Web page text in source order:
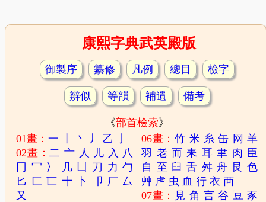
康熙字典武英殿版
御製序 纂修 凡例 總目 檢字
辨似 等韻 補遺 備考
《部首檢索》
01畫：一 丶 丿 乙
02畫：二 亠 人 儿 入 八
冂 冖 冫 几 凵 刀 力 勹
匕 匚 匸 十 卜 卩 厂 厶
又
06畫：竹 米 糸 缶 网 羊
羽 老 而 耒 耳 聿 肉 臣
自 至 臼 舌 舛 舟 艮 色
艸 虍 虫 血 行 衣 襾
07畫： 見 角 言 谷 豆 豕